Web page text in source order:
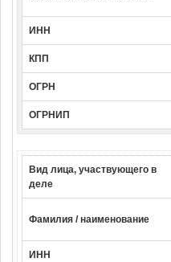
ИНН
КПП
ОГРН
ОГРНИП
Вид лица, участвующего в
деле
Фамилия / наименование
ИНН